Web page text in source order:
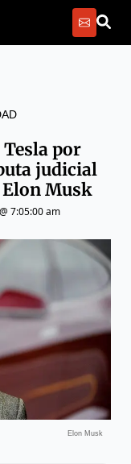
por
judicial
Musk
7:05:00 am
Elon Musk